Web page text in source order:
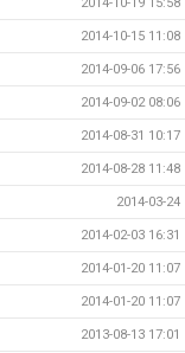
2014-10-15 11:08
2014-09-06 17:56
2014-09-02 08:06
2014-08-31 10:17
2014-08-28 11:48
2014-03-24
2014-02-03 16:31
2014-01-20 11:07
2014-01-20 11:07
2013-08-13 17:01